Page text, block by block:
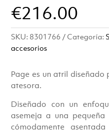
€216.00
SKU: 8301766 Categoría:
accesorios
Page es un atril
atesora.
Diseñado con un
asemeja a una
cómodamente